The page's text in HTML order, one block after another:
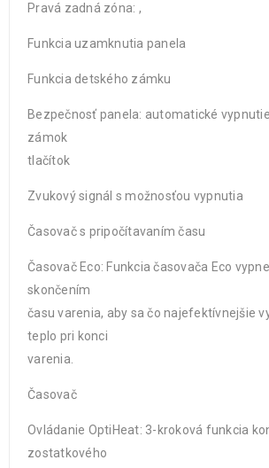
Pravá zadná zóna: ,
Funkcia uzamknutia panela
Funkcia detského zámku
Bezpečnosť panela: automatické
zámok
tlačítok
Zvukový signál s možnosťou vypnutia
Časovač s pripočítavaním času
Časovač Eco: Funkcia časovača Eco
skončením
času varenia, aby sa čo najefektívnejšie
teplo pri konci
varenia.
Časovač
Ovládanie OptiHeat: 3-kroková funkcia
zostatkového